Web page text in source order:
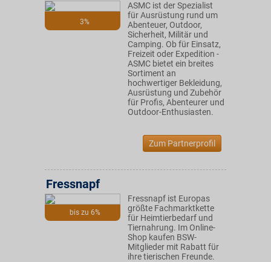
3%
ASMC ist der Spezialist
für Ausrüstung rund um
Abenteuer, Outdoor,
Sicherheit, Militär und
Camping. Ob für Einsatz,
Freizeit oder Expedition -
ASMC bietet ein breites
Sortiment an
hochwertiger Bekleidung,
Ausrüstung und Zubehör
für Profis, Abenteurer und
Outdoor-Enthusiasten.
Zum Partnerprofil
bis zu 6%
Fressnapf
Fressnapf ist Europas
größte Fachmarktkette
für Heimtierbedarf und
Tiernahrung. Im Online-
Shop kaufen BSW-
Mitglieder mit Rabatt für
ihre tierischen Freunde.